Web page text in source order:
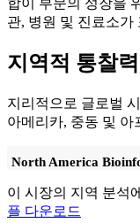
관, 병원 및 진료소가
지역적 통찰력
지리적으로 글로벌
아메리카, 중동 및 아
North America
이 시장의 지역 분석
플 다운로드